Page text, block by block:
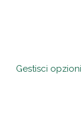
Gestisci opzioni